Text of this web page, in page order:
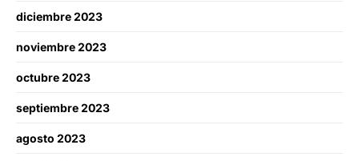
diciembre 2023
noviembre 2023
octubre 2023
septiembre 2023
agosto 2023